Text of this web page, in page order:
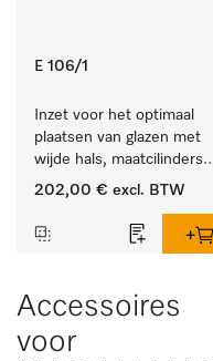
E 106/1
Inzet voor het optimaal
plaatsen van glazen met
wijde hals, maatcilinders
enz.
202,00 € excl. BTW
Accessoires
voor